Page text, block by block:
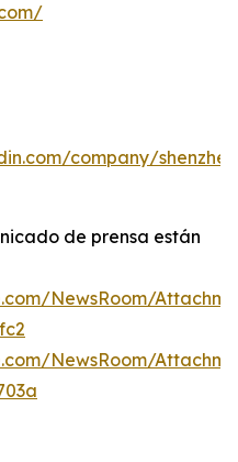
company/
de prensa están
NewsRoom/
NewsRoom/